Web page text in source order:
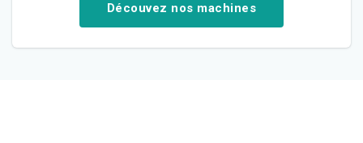
Découvez nos machines